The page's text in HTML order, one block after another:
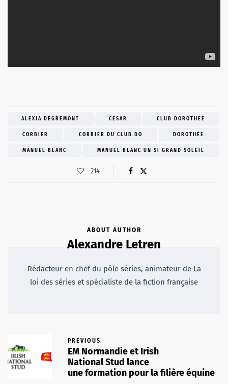
ALEXIA DEGREMONT CÉSAR CLUB DOROTHÉE
CORBIER CORBIER DU CLUB DO DOROTHÉE
MANUEL BLANC MANUEL BLANC UN SI GRAND SOLEIL
214
ABOUT AUTHOR
Alexandre Letren
Rédacteur en chef du pôle séries, animateur de La
loi des séries et spécialiste de la fiction française
PREVIOUS
EM Normandie et Irish
National Stud lance
une formation pour la filière équine